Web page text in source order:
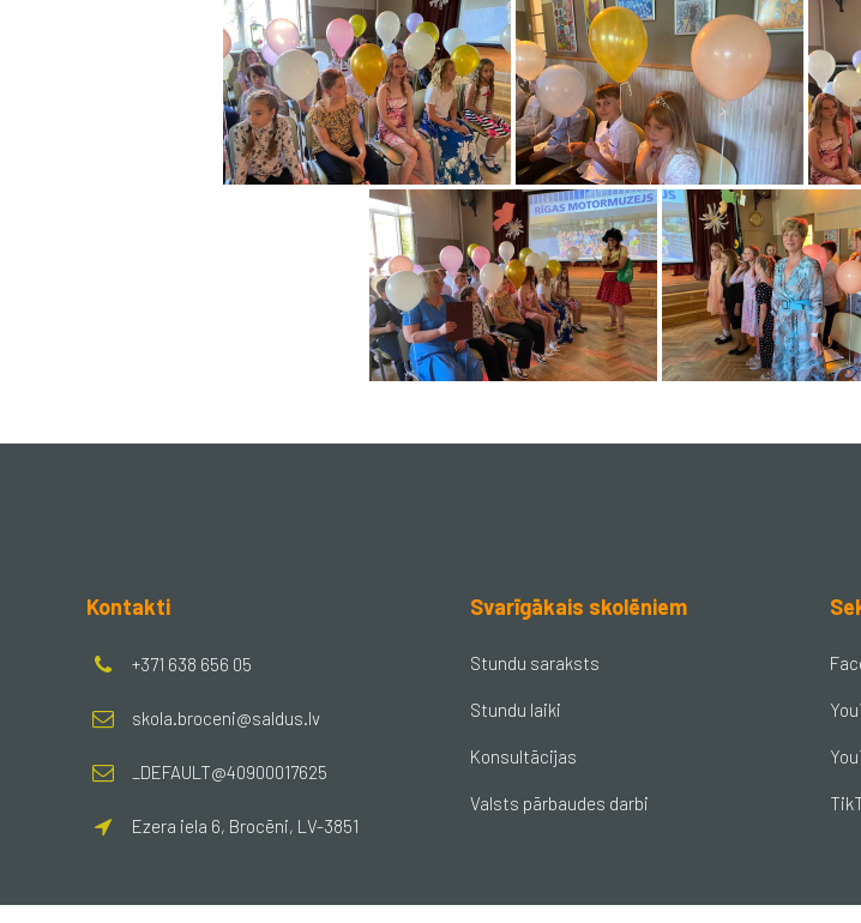
Kontakti
+371 638 656 05
skola.broceni@saldus.lv
_DEFAULT@40900017625
Ezera iela 6, Brocēni, LV-3851
Svarīgākais skolēniem
Stundu saraksts
Stundu laiki
Konsultācijas
Valsts pārbaudes darbi